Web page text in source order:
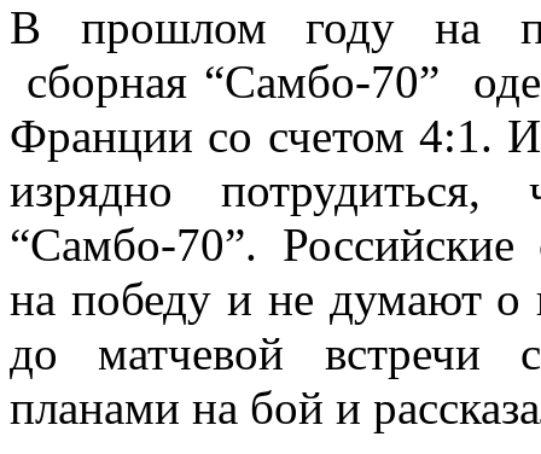
В прошлом году на
сборная “Самбо-70”
Франции со счетом 4:1.
изрядно
“Самбо-70”.
на победу и не думают о
до матчевой встречи
планами на бой и